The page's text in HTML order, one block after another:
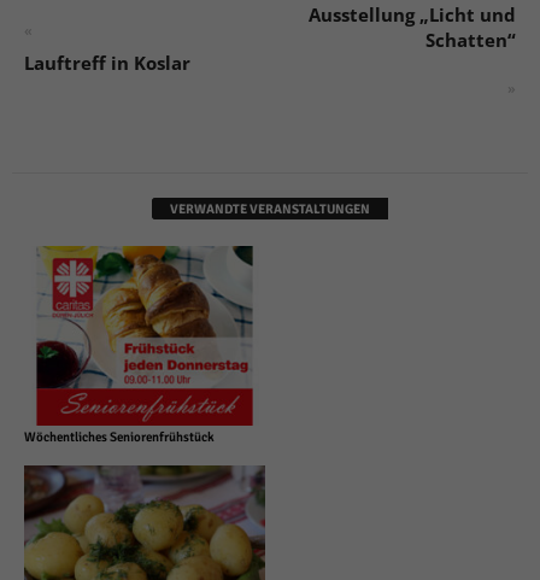
«
Lauftreff in Koslar
Ausstellung „Licht und
Schatten“
»
VERWANDTE VERANSTALTUNGEN
Wöchentliches Seniorenfrühstück